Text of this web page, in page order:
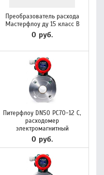
Преобразователь расхода
Мастерфлоу ду 15 класс В
0 руб.
Питерфлоу DN50 РС70-12 С,
расходомер
электромагнитный
0 руб.